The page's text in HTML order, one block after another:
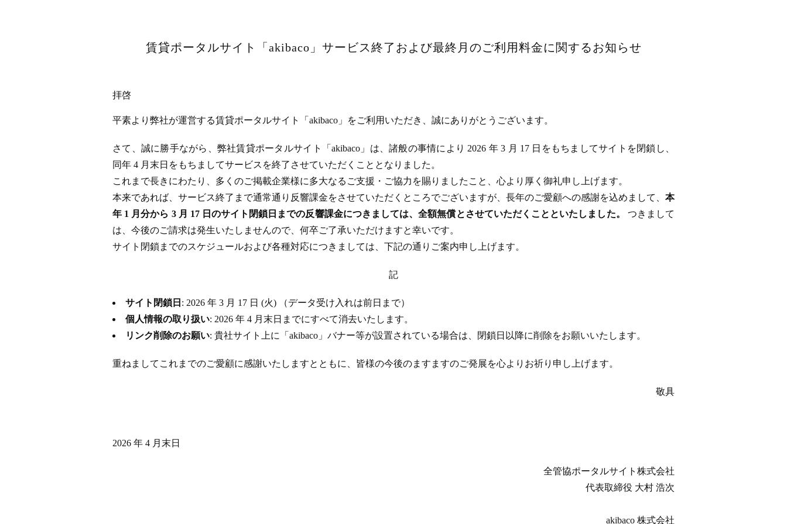
賃貸ポータルサイト「akibaco」サービス終了および最終月のご利用料金に関するお知らせ
拝啓
平素より弊社が運営する賃貸ポータルサイト「akibaco」をご利用いただき、誠にありがとうございます。
さて、誠に勝手ながら、弊社賃貸ポータルサイト「akibaco」は、諸般の事情により 2026 年 3 月 17 日をもちましてサイトを閉鎖し、
同年 4 月末日をもちましてサービスを終了させていただくこととなりました。
これまで長きにわたり、多くのご掲載企業様に多大なるご支援・ご協力を賜りましたこと、心より厚く御礼申し上げます。
本来であれば、サービス終了まで通常通り反響課金をさせていただくところでございますが、長年のご愛顧への感謝を込めまして、 本
年 1 月分から 3 月 17 日のサイト閉鎖日までの反響課金につきましては、全額無償とさせていただくことといたしました。 つきまして
は、今後のご請求は発生いたしませんので、何卒ご了承いただけますと幸いです。
サイト閉鎖までのスケジュールおよび各種対応につきましては、下記の通りご案内申し上げます。
記
サイト閉鎖日 : 2026 年 3 月 17 日 (火) （データ受け入れは前日まで）
個人情報の取り扱い: 2026 年 4 月末日までにすべて消去いたします。
リンク削除のお願い: 貴社サイト上に「akibaco」バナー等が設置されている場合は、閉鎖日以降に削除をお願いいたします。
重ねましてこれまでのご愛顧に感謝いたしますとともに、皆様の今後のますますのご発展を心よりお祈り申し上げます。
敬具
2026 年 4 月末日
全管協ポータルサイト株式会社
代表取締役 大村 浩次
akibaco 株式会社